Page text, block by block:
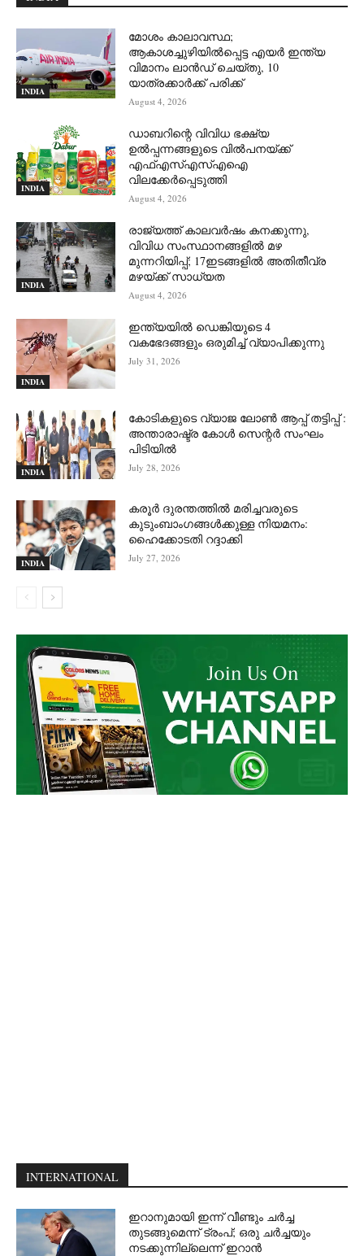
INDIA
മോശം കാലാവസ്ഥ;
ആകാശച്ചുഴിയില്‍പ്പെട്ട എയര്‍ ഇന്ത്യ
വിമാനം ലാന്‍ഡ് ചെയ്തു, 10
യാത്രക്കാര്‍ക്ക് പരിക്ക്
August 4, 2026
INDIA
ഡാബറിന്റെ വിവിധ ഭക്ഷ്യ
ഉൽപ്പന്നങ്ങളുടെ വിൽപനയ്ക്ക്
എഫ്എസ്എസ്എഐ
വിലക്കേർപ്പെടുത്തി
August 4, 2026
INDIA
രാജ്യത്ത് കാലവർഷം കനക്കുന്നു,
വിവിധ സംസ്ഥാനങ്ങളിൽ മഴ
മുന്നറിയിപ്പ്; 17ഇടങ്ങളിൽ അതിതീവ്ര
മഴയ്ക്ക് സാധ്യത
August 4, 2026
INDIA
ഇന്ത്യയിൽ ഡെങ്കിയുടെ 4
വകഭേദങ്ങളും ഒരുമിച്ച് വ്യാപിക്കുന്നു
July 31, 2026
INDIA
കോടികളുടെ വ്യാജ ലോൺ ആപ്പ് തട്ടിപ്പ് :
അന്താരാഷ്ട്ര കോൾ സെന്റർ സംഘം
പിടിയില്‍
July 28, 2026
INDIA
കരൂർ ദുരന്തത്തിൽ മരിച്ചവരുടെ
കുടുംബാംഗങ്ങൾക്കുള്ള നിയമനം:
ഹൈക്കോടതി റദ്ദാക്കി
July 27, 2026
INTERNATIONAL
ഇറാനുമായി ഇന്ന് വീണ്ടും ചര്‍ച്ച
തുടങ്ങുമെന്ന് ട്രംപ്; ഒരു ചര്‍ച്ചയും
നടക്കുന്നില്ലെന്ന് ഇറാന്‍